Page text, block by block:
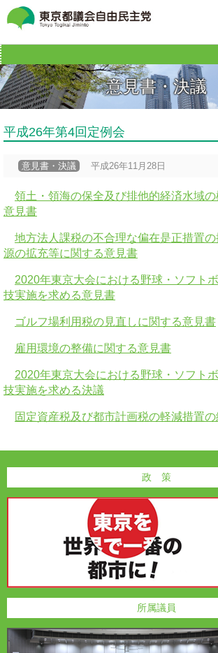
意見書・決議
平成26年第4回定例会
意見書・決議 平成26年11月28日
領土・領海の保全及び排他的経済水域
意見書
地方法人課税の不合理な偏在是正措置
源の拡充等に関する意見書
2020年東京大会における野球・ソフト
技実施を求める意見書
ゴルフ場利用税の見直しに関する意見書
雇用環境の整備に関する意見書
2020年東京大会における野球・ソフト
技実施を求める決議
固定資産税及び都市計画税の軽減措置
政 策
所属議員